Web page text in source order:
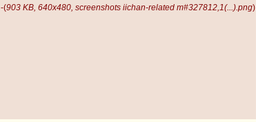
-(903 KB, 640x480, screenshots iichan-related m#327812,1(...).png)